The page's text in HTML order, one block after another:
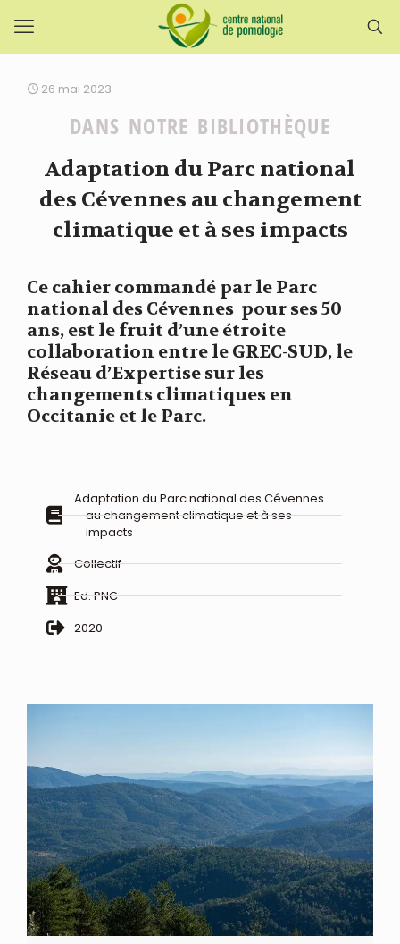
26 mai 2023
DANS NOTRE BIBLIOTHÈQUE
Adaptation du Parc national
des Cévennes au changement
climatique et à ses impacts
Ce cahier commandé par le Parc
national des Cévennes pour ses 50
ans, est le fruit d’une étroite
collaboration entre le GREC-SUD, le
Réseau d’Expertise sur les
changements climatiques en
Occitanie et le Parc.
Adaptation du Parc national des Cévennes
au changement climatique et à ses
impacts
Collectif
Ed. PNC
2020